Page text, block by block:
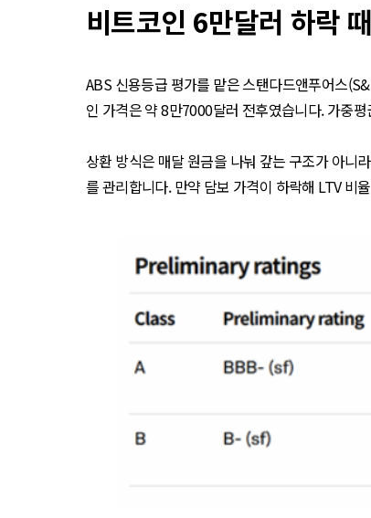
비트코인 6만달러 하락
ABS 신용등급 평가를 맡은 스탠다드앤푸어스
인 가격은 약 8만7000달러 전후였습니다. 가중
상환 방식은 매달 원금을 나눠 갚는 구조가 아니
를 관리합니다. 만약 담보 가격이 하락해 LTV 비